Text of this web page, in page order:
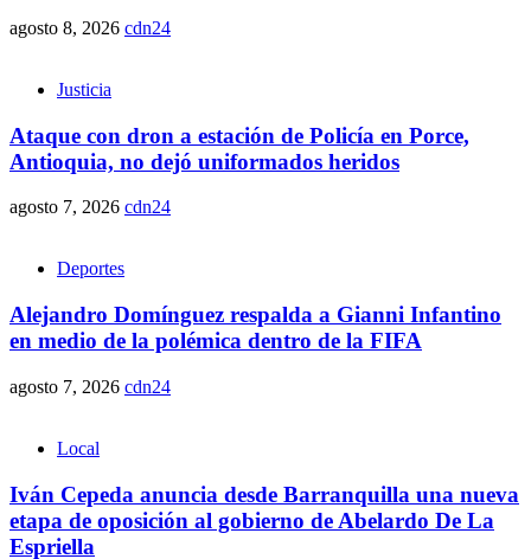
agosto 8, 2026 cdn24
Justicia
Ataque con dron a estación de Policía en Porce,
Antioquia, no dejó uniformados heridos
agosto 7, 2026 cdn24
Deportes
Alejandro Domínguez respalda a Gianni Infantino
en medio de la polémica dentro de la FIFA
agosto 7, 2026 cdn24
Local
Iván Cepeda anuncia desde Barranquilla una nueva
etapa de oposición al gobierno de Abelardo De La
Espriella